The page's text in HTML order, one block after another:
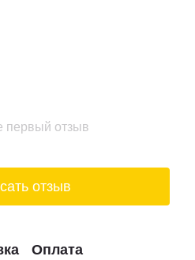
год
первый отзыв
отзыв
Оплата